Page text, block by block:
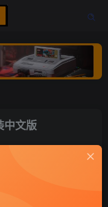
中文版
打赏